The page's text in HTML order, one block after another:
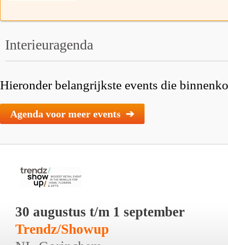
Interieuragenda
Hieronder belangrijkste events die
Agenda voor meer events ➔
30 augustus t/m 1 september
Trendz/Showup